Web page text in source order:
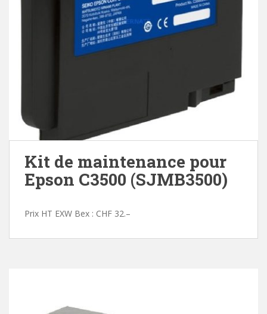
Kit de maintenance pour
Epson C3500 (SJMB3500)
Prix HT EXW Bex : CHF 32.–